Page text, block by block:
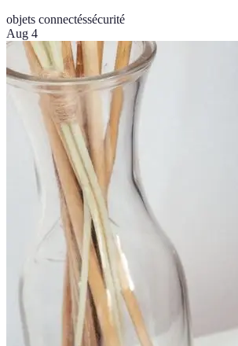
objets connectéssécurité
Aug 4